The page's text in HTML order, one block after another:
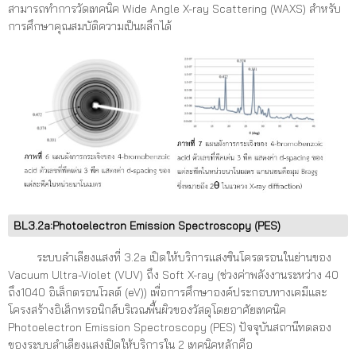
สามารถทำการวัดเทคนิค Wide Angle X-ray Scattering (WAXS) สำหรับ
การศึกษาคุณสมบัติความเป็นผลึกได้
BL3.2a:Photoelectron Emission Spectroscopy (PES)
ระบบลำเลียงแสงที่ 3.2a เปิดให้บริการแสงซินโครตรอนในย่านของ
Vacuum Ultra-Violet (VUV) ถึง Soft X-ray (ช่วงค่าพลังงานระหว่าง 40
ถึง1040 อิเล็กตรอนโวลต์ (eV)) เพื่อการศึกษาองค์ประกอบทางเคมีและ
โครงสร้างอิเล็กทรอนิกส์บริเวณพื้นผิวของวัสดุโดยอาศัยเทคนิค
Photoelectron Emission Spectroscopy (PES) ปัจจุบันสถานีทดลอง
ของระบบลำเลียงแสงเปิดให้บริการใน 2 เทคนิคหลักคือ